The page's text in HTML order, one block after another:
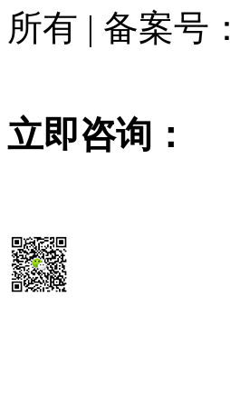
所有 | 备案号：
立即咨询：